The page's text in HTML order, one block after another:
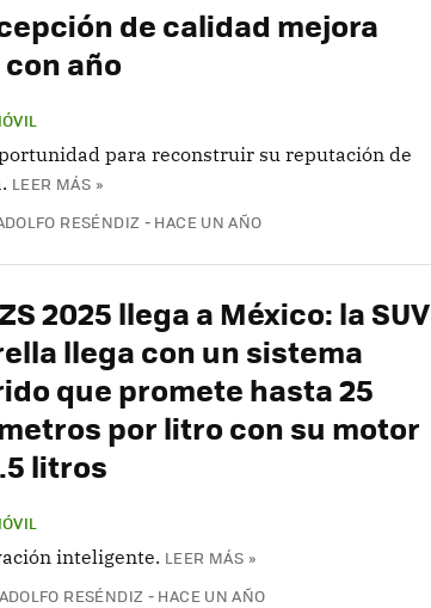
de calidad mejora
año
para reconstruir su reputación de
LEER MÁS »
RESÉNDIZ HACE UN AÑO
2025 llega a México: la SUV
llega con un sistema
que promete hasta 25
por litro con su motor
litros
inteligente. LEER MÁS »
ADOLFO RESÉNDIZ HACE UN AÑO